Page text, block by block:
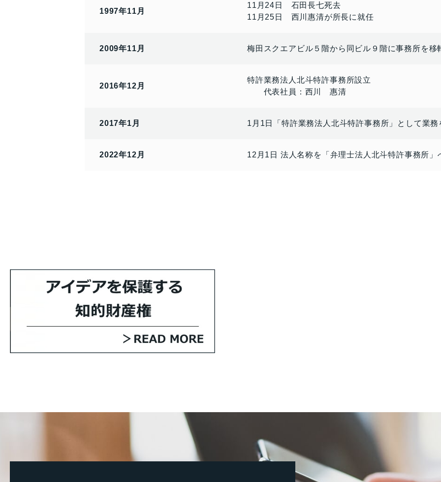
1997年11月
11月24日 石田長七死去
11月25日 西川惠清が所長に就任
2009年11月 梅田スクエアビル５階から同ビル９階に事務所を移
2016年12月
特許業務法人北斗特許事務所設立
代表社員：西川 惠清
2017年1月 1月1日「特許業務法人北斗特許事務所」として業務
2022年12月 12月1日 法人名称を「弁理士法人北斗特許事務所」